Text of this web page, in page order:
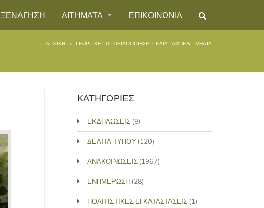
ΞΕΝΑΓΗΣΗ ΑΙΤΗΜΑΤΑ ΕΠΙΚΟΙΝΩΝΙΑ
ΑΡΧΙΚΉ ΓΕΩΡΓΙΚΕΣ ΠΡΟΕΙΔΟΠΟΙΗΣΕΙΣ ΕΛΙΑ -ΑΜΠΕΛΙ -ΜΗΛΙΑ
ΚΑΤΗΓΟΡΙΕΣ
ΕΚΔΗΛΩΣΕΙΣ(8)
ΔΕΛΤΙΑ ΤΥΠΟΥ(120)
ΑΝΑΚΟΙΝΩΣΕΙΣ(1967)
ΕΝΗΜΕΡΩΣΗ(28)
ΠΟΛΙΤΙΣΤΙΚΕΣ ΕΓΚΑΤΑΣΤΑΣΕΙΣ(1)